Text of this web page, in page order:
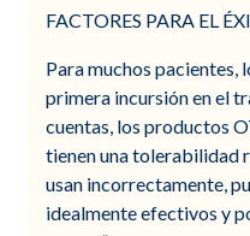
FACTORES PARA EL
Para muchos pacientes,
primera incursión en el
cuentas, los productos
tienen una tolerabilidad
usan incorrectamente,
idealmente efectivos y